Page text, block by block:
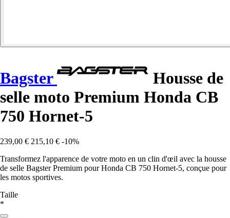
Bagster
Housse de
selle moto Premium Honda CB
750 Hornet-5
239,00 € 215,10 € -10%
Transformez l'apparence de votre moto en un clin d'œil avec la housse
de selle Bagster Premium pour Honda CB 750 Hornet-5, conçue pour
les motos sportives.
Taille
*